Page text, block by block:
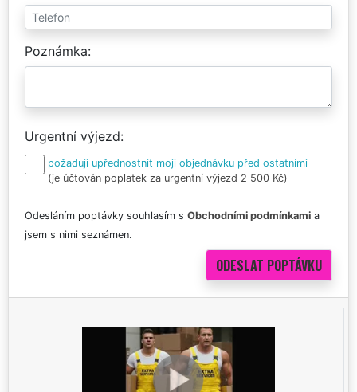
Poznámka
Urgentní výjezd
požaduji upřednostnit moji objednávku před ostatními
(je účtován poplatek za urgentní výjezd 2 500 Kč)
Odesláním poptávky souhlasím s Obchodními podmínkami a
jsem s nimi seznámen.